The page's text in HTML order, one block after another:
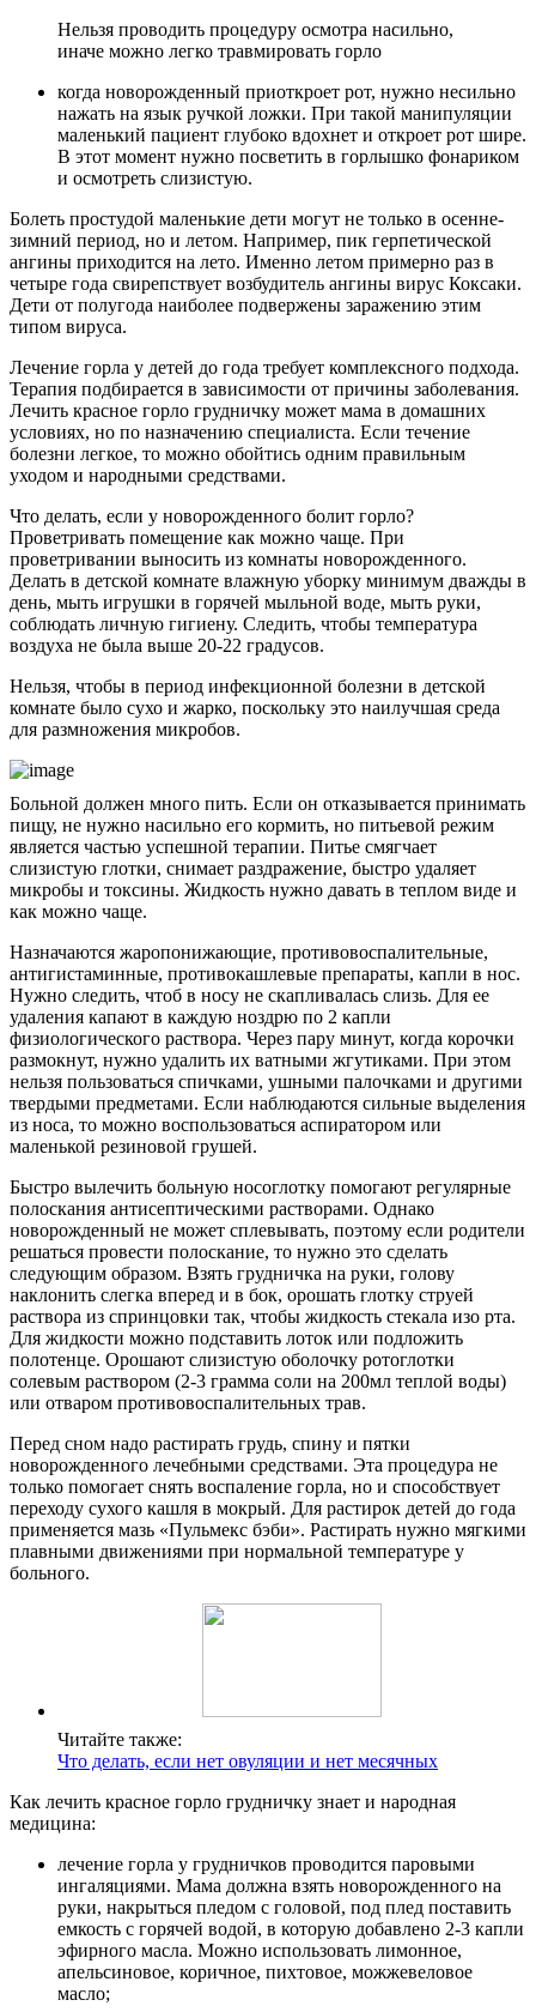
Нельзя проводить процедуру осмотра насильно,
иначе можно легко травмировать горло
когда новорожденный приоткроет рот, нужно несильно
нажать на язык ручкой ложки. При такой манипуляции
маленький пациент глубоко вдохнет и откроет рот шире.
В этот момент нужно посветить в горлышко фонариком
и осмотреть слизистую.
Болеть простудой маленькие дети могут не только в осенне-
зимний период, но и летом. Например, пик герпетической
ангины приходится на лето. Именно летом примерно раз в
четыре года свирепствует возбудитель ангины вирус Коксаки.
Дети от полугода наиболее подвержены заражению этим
типом вируса.
Лечение горла у детей до года требует комплексного подхода.
Терапия подбирается в зависимости от причины заболевания.
Лечить красное горло грудничку может мама в домашних
условиях, но по назначению специалиста. Если течение
болезни легкое, то можно обойтись одним правильным
уходом и народными средствами.
Что делать, если у новорожденного болит горло?
Проветривать помещение как можно чаще. При
проветривании выносить из комнаты новорожденного.
Делать в детской комнате влажную уборку минимум дважды в
день, мыть игрушки в горячей мыльной воде, мыть руки,
соблюдать личную гигиену. Следить, чтобы температура
воздуха не была выше 20-22 градусов.
Нельзя, чтобы в период инфекционной болезни в детской
комнате было сухо и жарко, поскольку это наилучшая среда
для размножения микробов.
Больной должен много пить. Если он отказывается принимать
пищу, не нужно насильно его кормить, но питьевой режим
является частью успешной терапии. Питье смягчает
слизистую глотки, снимает раздражение, быстро удаляет
микробы и токсины. Жидкость нужно давать в теплом виде и
как можно чаще.
Назначаются жаропонижающие, противовоспалительные,
антигистаминные, противокашлевые препараты, капли в нос.
Нужно следить, чтоб в носу не скапливалась слизь. Для ее
удаления капают в каждую ноздрю по 2 капли
физиологического раствора. Через пару минут, когда корочки
размокнут, нужно удалить их ватными жгутиками. При этом
нельзя пользоваться спичками, ушными палочками и другими
твердыми предметами. Если наблюдаются сильные выделения
из носа, то можно воспользоваться аспиратором или
маленькой резиновой грушей.
Быстро вылечить больную носоглотку помогают регулярные
полоскания антисептическими растворами. Однако
новорожденный не может сплевывать, поэтому если родители
решаться провести полоскание, то нужно это сделать
следующим образом. Взять грудничка на руки, голову
наклонить слегка вперед и в бок, орошать глотку струей
раствора из спринцовки так, чтобы жидкость стекала изо рта.
Для жидкости можно подставить лоток или подложить
полотенце. Орошают слизистую оболочку ротоглотки
солевым раствором (2-3 грамма соли на 200мл теплой воды)
или отваром противовоспалительных трав.
Перед сном надо растирать грудь, спину и пятки
новорожденного лечебными средствами. Эта процедура не
только помогает снять воспаление горла, но и способствует
переходу сухого кашля в мокрый. Для растирок детей до года
применяется мазь «Пульмекс бэби». Растирать нужно мягкими
плавными движениями при нормальной температуре у
больного.
Читайте также:
Что делать, если нет овуляции и нет месячных
Как лечить красное горло грудничку знает и народная
медицина:
лечение горла у грудничков проводится паровыми
ингаляциями. Мама должна взять новорожденного на
руки, накрыться пледом с головой, под плед поставить
емкость с горячей водой, в которую добавлено 2-3 капли
эфирного масла. Можно использовать лимонное,
апельсиновое, коричное, пихтовое, можжевеловое
масло;